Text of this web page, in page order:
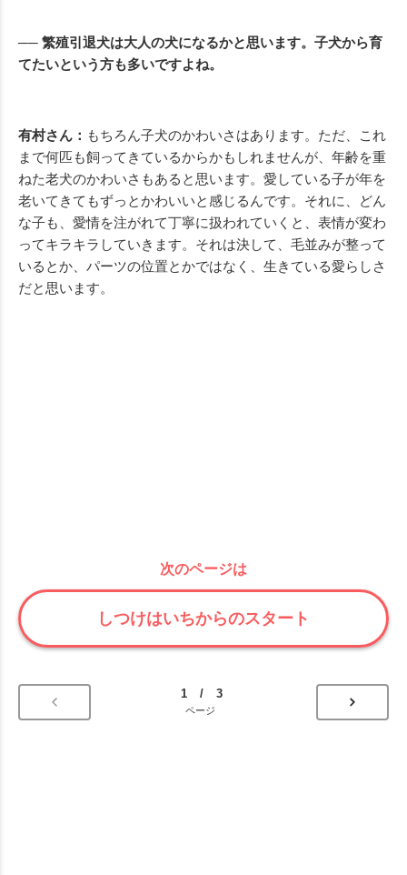
── 繁殖引退犬は大人の犬になるかと思います。子犬から育
てたいという方も多いですよね。
有村さん： もちろん子犬のかわいさはあります。ただ、これ
まで何匹も飼ってきているからかもしれませんが、年齢を重
ねた老犬のかわいさもあると思います。愛している子が年を
老いてきてもずっとかわいいと感じるんです。それに、どん
な子も、愛情を注がれて丁寧に扱われていくと、表情が変わ
ってキラキラしていきます。それは決して、毛並みが整って
いるとか、パーツの位置とかではなく、生きている愛らしさ
だと思います。
次のページは
しつけはいちからのスタート
1 / 3
ページ